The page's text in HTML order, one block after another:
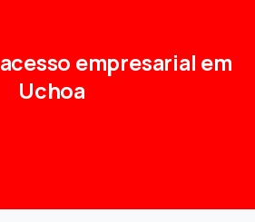
acesso empresarial em
Uchoa